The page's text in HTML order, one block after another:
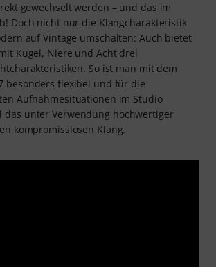
gewechselt werden – und das im
Doch nicht nur die Klangcharakteristik
auf Vintage umschalten: Auch bietet
Kugel, Niere und Acht drei
So ist man mit dem
besonders flexibel und für die
Aufnahmesituationen im Studio
das unter Verwendung hochwertiger
kompromisslosen Klang.